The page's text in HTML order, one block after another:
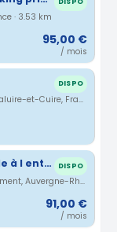
· 3.53 km
95,00 €
/ mois
DISPO
103 Route De Strasbourg, 69300 Caluire-et-Cuire, France · 3.57 km
Proche d une piste cyclable à l entrée de Lyon côté nord cité internationale le bas de caluiire vaise DISPO
4 Rue Coustou, Lyon 1er Arrondissement, Auvergne-Rhône-Alpes, France · 3.58 km
91,00 €
/ mois